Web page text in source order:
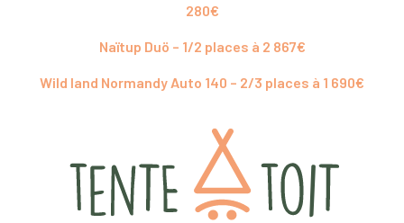
280€
Naïtup Duö – 1/2 places à 2 867€
Wild land Normandy Auto 140 – 2/3 places à 1 690€